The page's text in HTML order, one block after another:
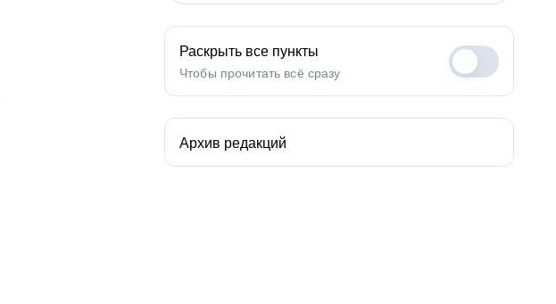
Раскрыть все пункты
Чтобы прочитать всё сразу
Архив редакций